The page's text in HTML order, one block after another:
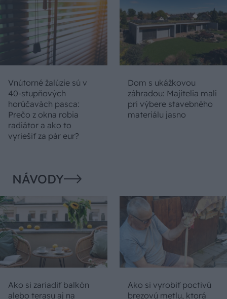
Vnútorné žalúzie sú v
40-stupňových
horúčavách pasca:
Prečo z okna robia
radiátor a ako to
vyriešiť za pár eur?
Dom s ukážkovou
záhradou: Majitelia mali
pri výbere stavebného
materiálu jasno
NÁVODY
Ako si zariadiť balkón
alebo terasu aj na
Ako si vyrobiť poctivú
brezovú metlu, ktorá